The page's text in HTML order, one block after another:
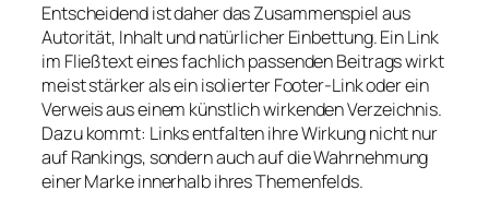
Entscheidend ist daher das Zusammenspiel aus
Autorität, Inhalt und natürlicher Einbettung. Ein Link
im Fließtext eines fachlich passenden Beitrags wirkt
meist stärker als ein isolierter Footer-Link oder ein
Verweis aus einem künstlich wirkenden Verzeichnis.
Dazu kommt: Links entfalten ihre Wirkung nicht nur
auf Rankings, sondern auch auf die Wahrnehmung
einer Marke innerhalb ihres Themenfelds.